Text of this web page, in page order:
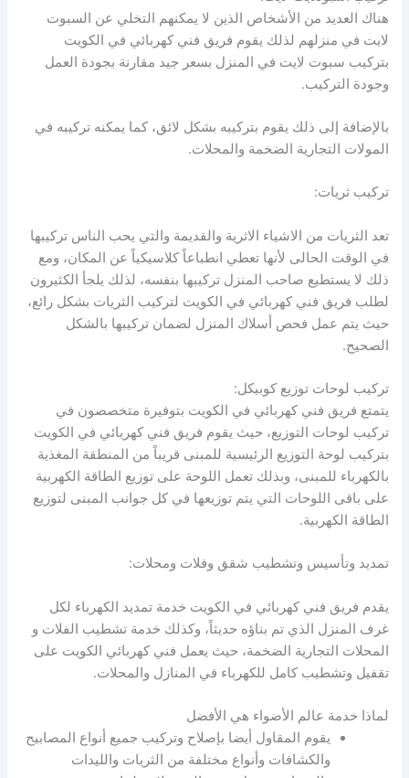
هناك العديد من الأشخاص الذين لا يمكنهم التخلي عن السبوت
لايت في منزلهم لذلك يقوم فريق فني كهربائي في الكويت
بتركيب سبوت لايت في المنزل بسعر جيد مقارنة بجودة العمل
وجودة التركيب.
بالإضافة إلى ذلك يقوم بتركيبه بشكل لائق، كما يمكنه تركيبه في
المولات التجارية الضخمة والمحلات.
تركيب ثريات:
تعد الثريات من الاشياء الاثرية والقديمة والتي يحب الناس تركيبها
في الوقت الحالى لأنها تعطي انطباعاً كلاسيكياً عن المكان، ومع
ذلك لا يستطيع صاحب المنزل تركيبها بنفسه، لذلك يلجأ الكثيرون
لطلب فريق فني كهربائي في الكويت لتركيب الثريات بشكل رائع،
حيث يتم عمل فحص أسلاك المنزل لضمان تركيبها بالشكل
الصحيح.
تركيب لوحات توزيع كوبيكل:
يتمتع فريق فني كهربائي في الكويت بتوفيرة متخصصون في
تركيب لوحات التوزيع، حيث يقوم فريق فني كهربائي في الكويت
بتركيب لوحة التوزيع الرئيسية للمبنى قريباً من المنطقة المغذية
بالكهرباء للمبنى، وبذلك تعمل اللوحة على توزيع الطاقة الكهربية
على باقى اللوحات التي يتم توزيعها في كل جوانب المبنى لتوزيع
الطاقة الكهربية.
تمديد وتأسيس وتشطيب شقق وفلات ومحلات:
يقدم فريق فني كهربائي في الكويت خدمة تمديد الكهرباء لكل
غرف المنزل الذي تم بناؤه حديثاً، وكذلك خدمة تشطيب الفلات و
المحلات التجارية الضخمة، حيث يعمل فني كهربائي الكويت على
تقفيل وتشطيب كامل للكهرباء في المنازل والمحلات.
لماذا خدمة عالم الأضواء هي الأفضل
يقوم المقاول أيضا بإصلاح وتركيب جميع أنواع المصابيح
والكشافات وأنواع مختلفة من الثريات والليدات